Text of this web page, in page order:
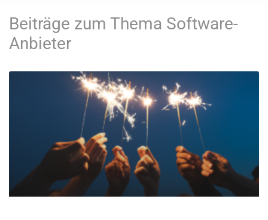
Beiträge zum Thema Software-
Anbieter